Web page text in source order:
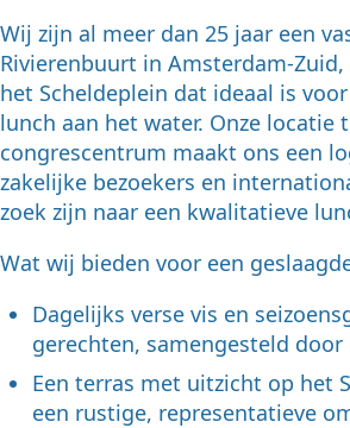
Wij zijn al meer dan 25 jaar een
Rivierenbuurt in Amsterdam-
het Scheldeplein dat ideaal is
lunch aan het water. Onze locatie
congrescentrum maakt ons een
zakelijke bezoekers en
zoek zijn naar een kwalitatieve
Wat wij bieden voor een
Dagelijks verse vis en
gerechten, samengesteld
Een terras met uitzicht op het
een rustige, representatieve